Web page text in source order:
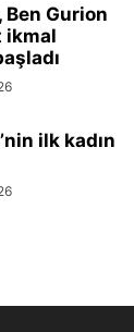
Ben Gurion
ikmal
ilk kadın